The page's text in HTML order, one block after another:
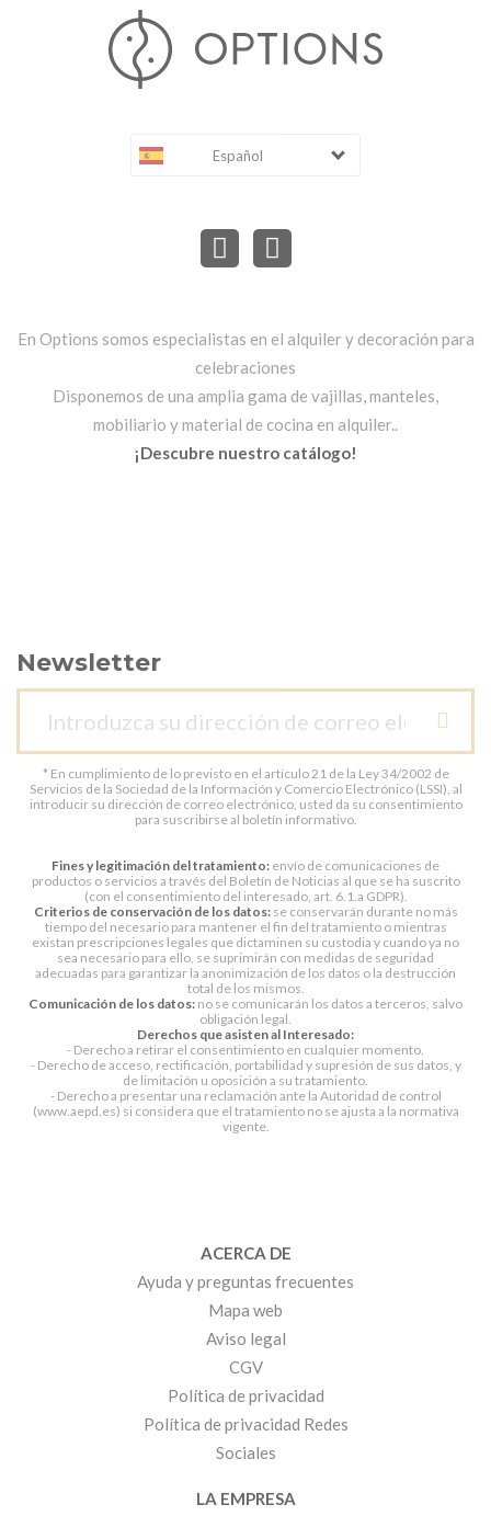
Español
En Options somos especialistas en el alquiler y decoración para
celebraciones
Disponemos de una amplia gama de vajillas, manteles,
mobiliario y material de cocina en alquiler..
¡Descubre nuestro catálogo!
Newsletter
* En cumplimiento de lo previsto en el artículo 21 de la Ley 34/2002 de
Servicios de la Sociedad de la Información y Comercio Electrónico (LSSI), al
introducir su dirección de correo electrónico, usted da su consentimiento
para suscribirse al boletín informativo.
Fines y legitimación del tratamiento: envío de comunicaciones de
productos o servicios a través del Boletín de Noticias al que se ha suscrito
(con el consentimiento del interesado, art. 6.1.a GDPR).
Criterios de conservación de los datos:se conservarán durante no más
tiempo del necesario para mantener el fin del tratamiento o mientras
existan prescripciones legales que dictaminen su custodia y cuando ya no
sea necesario para ello, se suprimirán con medidas de seguridad
adecuadas para garantizar la anonimización de los datos o la destrucción
total de los mismos.
Comunicación de los datos: no se comunicarán los datos a terceros, salvo
obligación legal.
Derechos que asisten al Interesado:
- Derecho a retirar el consentimiento en cualquier momento.
- Derecho de acceso, rectificación, portabilidad y supresión de sus datos, y
de limitación u oposición a su tratamiento.
- Derecho a presentar una reclamación ante la Autoridad de control
(www.aepd.es) si considera que el tratamiento no se ajusta a la normativa
vigente.
ACERCA DE
Ayuda y preguntas frecuentes
Mapa web
Aviso legal
CGV
Política de privacidad
Política de privacidad Redes
Sociales
LA EMPRESA